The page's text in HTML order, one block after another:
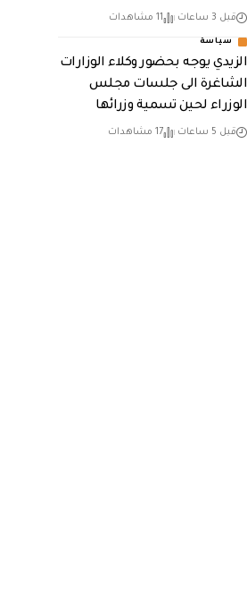
قبل 3 ساعات 11 مشاهدات
سياسة
الزيدي يوجه بحضور وكلاء الوزارات
الشاغرة الى جلسات مجلس
الوزراء لحين تسمية وزرائها
قبل 5 ساعات 17 مشاهدات